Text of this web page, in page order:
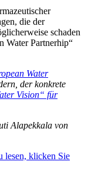
die der
schaden
Water Partnerhip“
Water
der konkrete
Vision“ für
Alapekkala von
lesen, klicken Sie